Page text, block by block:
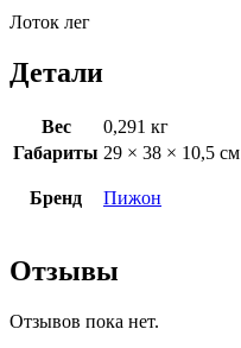
Лоток лег
Детали
Вес
0,291 кг
Габариты 29 × 38 × 10,5 см
Бренд Пижон
Отзывы
Отзывов пока нет.